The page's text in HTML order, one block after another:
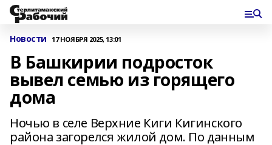
Новости 17 НОЯБРЯ 2025, 13:01
В Башкирии подросток
вывел семью из горящего
дома
Ночью в селе Верхние Киги Кигинского
района загорелся жилой дом. По данным